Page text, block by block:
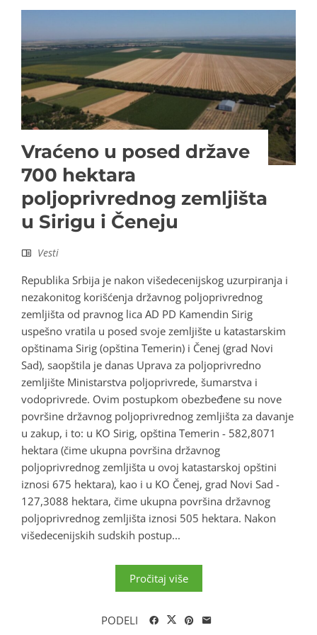
Vraćeno u posed države
700 hektara
poljoprivrednog zemljišta
u Sirigu i Čeneju
Vesti
Republika Srbija je nakon višedecenijskog uzurpiranja i
nezakonitog korišćenja državnog poljoprivrednog
zemljišta od pravnog lica AD PD Kamendin Sirig
uspešno vratila u posed svoje zemljište u katastarskim
opštinama Sirig (opština Temerin) i Čenej (grad Novi
Sad), saopštila je danas Uprava za poljoprivredno
zemljište Ministarstva poljoprivrede, šumarstva i
vodoprivrede. Ovim postupkom obezbeđene su nove
površine državnog poljoprivrednog zemljišta za davanje
u zakup, i to: u KO Sirig, opština Temerin - 582,8071
hektara (čime ukupna površina državnog
poljoprivrednog zemljišta u ovoj katastarskoj opštini
iznosi 675 hektara), kao i u KO Čenej, grad Novi Sad -
127,3088 hektara, čime ukupna površina državnog
poljoprivrednog zemljišta iznosi 505 hektara. Nakon
višedecenijskih sudskih postup...
Pročitaj više
PODELI